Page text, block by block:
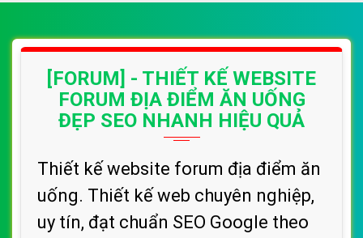
[FORUM] - THIẾT KẾ WEBSITE
FORUM ĐỊA ĐIỂM ĂN UỐNG
ĐẸP SEO NHANH HIỆU QUẢ
Thiết kế website forum địa điểm ăn
uống. Thiết kế web chuyên nghiệp,
uy tín, đạt chuẩn SEO Google theo